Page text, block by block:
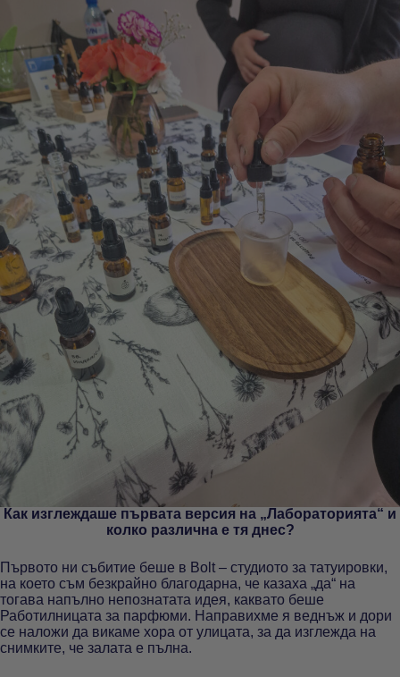
Как изглеждаше първата версия на „Лабораторията“ и
колко различна е тя днес?
Първото ни събитие беше в Bolt – студиото за татуировки,
на което съм безкрайно благодарна, че казаха „да“ на
тогава напълно непознатата идея, каквато беше
Работилницата за парфюми. Направихме я веднъж и дори
се наложи да викаме хора от улицата, за да изглежда на
снимките, че залата е пълна.